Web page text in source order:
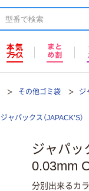
その他ゴミ袋 ジ
ジャパックス（JAPACK’S）
ジャパッ
0.03mm
分別出来るカ